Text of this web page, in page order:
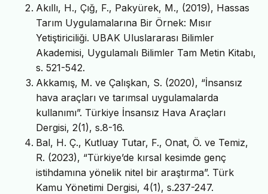
Akıllı, H., Çığ, F., Pakyürek, M., (2019), Hassas
Tarım Uygulamalarına Bir Örnek: Mısır
Yetiştiriciliği. UBAK Uluslararası Bilimler
Akademisi, Uygulamalı Bilimler Tam Metin Kitabı,
s. 521-542.
Akkamış, M. ve Çalışkan, S. (2020), “İnsansız
hava araçları ve tarımsal uygulamalarda
kullanımı”. Türkiye İnsansız Hava Araçları
Dergisi, 2(1), s.8-16.
Bal, H. Ç., Kutluay Tutar, F., Onat, Ö. ve Temiz,
R. (2023), “Türkiye’de kırsal kesimde genç
istihdamına yönelik nitel bir araştırma”. Türk
Kamu Yönetimi Dergisi, 4(1), s.237-247.